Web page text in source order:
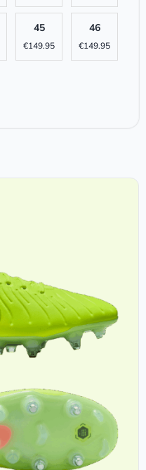
45
€149.95
46
€149.95